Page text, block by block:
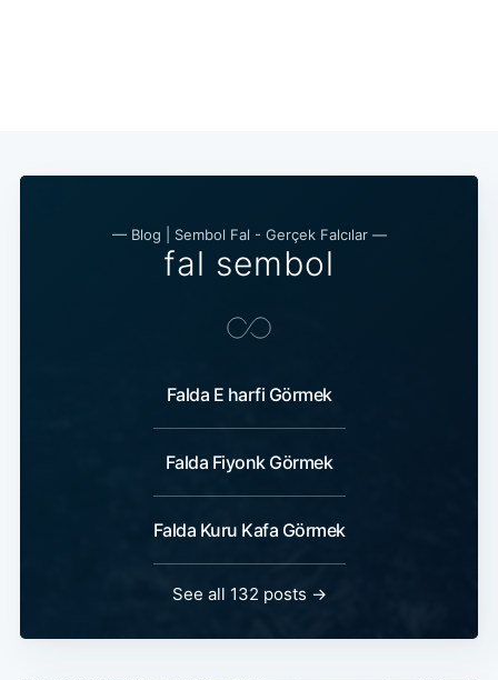
— Blog | Sembol Fal - Gerçek Falcılar —
fal sembol
Falda E harfi Görmek
Falda Fiyonk Görmek
Falda Kuru Kafa Görmek
See all 132 posts →